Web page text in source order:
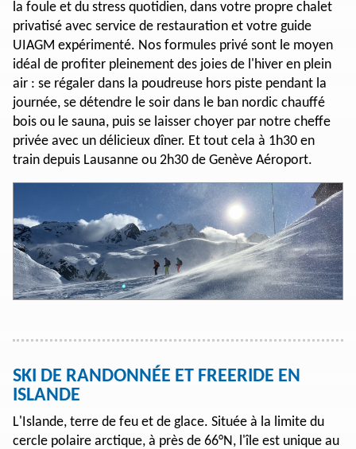
la foule et du stress quotidien, dans votre propre chalet
privatisé avec service de restauration et votre guide
UIAGM expérimenté. Nos formules privé sont le moyen
idéal de profiter pleinement des joies de l'hiver en plein
air : se régaler dans la poudreuse hors piste pendant la
journée, se détendre le soir dans le ban nordic chauffé
bois ou le sauna, puis se laisser choyer par notre cheffe
privée avec un délicieux dîner. Et tout cela à 1h30 en
train depuis Lausanne ou 2h30 de Genève Aéroport.
SKI DE RANDONNÉE ET FREERIDE EN
ISLANDE
L'Islande, terre de feu et de glace. Située à la limite du
cercle polaire arctique, à près de 66°N, l'île est unique au